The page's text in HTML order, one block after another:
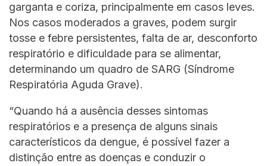
garganta e coriza, principalmente em casos leves.
Nos casos moderados a graves, podem surgir
tosse e febre persistentes, falta de ar, desconforto
respiratório e dificuldade para se alimentar,
determinando um quadro de SARG (Síndrome
Respiratória Aguda Grave).
“Quando há a ausência desses sintomas
respiratórios e a presença de alguns sinais
característicos da dengue, é possível fazer a
distinção entre as doenças e conduzir o